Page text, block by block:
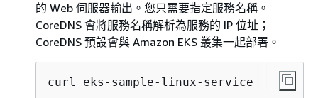
的 Web 伺服器輸出。您只需要指定服務名稱。
CoreDNS 會將服務名稱解析為服務的 IP 位址；
CoreDNS 預設會與 Amazon EKS 叢集一起部署。
curl eks-sample-linux-service